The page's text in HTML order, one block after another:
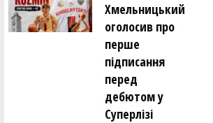
Олександр Дяченко (FIVETEAM_ACD
Іван Житлов (AVANGARD 09 (Київ))
Ярослав Звягольський (PLAYMAKER-
Хмельницький
оголосив про
перше
підписання
перед
дебютом у
Суперлізі